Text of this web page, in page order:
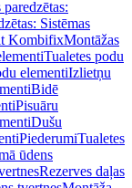
Sistēmas
KombifixMontāžas
Tualetes podu
elementiIzlietņu
Bidē
Pisuāru
Dušu
PiederumiTualetes
ūdens
Rezerves daļas